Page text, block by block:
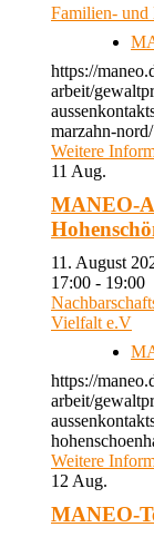
Familien- und
https://
arbeit/
marzahn-nord/
Weitere
11 Aug.
MANEO-
11. August
17:00 - 19:00
Vielfalt e.V
https://
arbeit/
Weitere
12 Aug.
MANEO-